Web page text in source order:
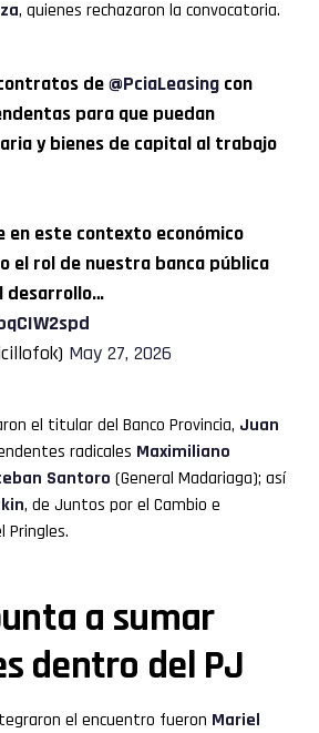
, quienes rechazaron la convocatoria.
de@PciaLeasing con
para que puedan
y bienes de capital al trabajo
en este contexto económico
el rol de nuestra banca pública
desarrollo…
May 27, 2026
el titular del Banco Provincia, Juan
radicales Maximiliano
Santoro (General Madariaga); así
, de Juntos por el Cambio e
Pringles.
a sumar
dentro del PJ
el encuentro fueron Mariel